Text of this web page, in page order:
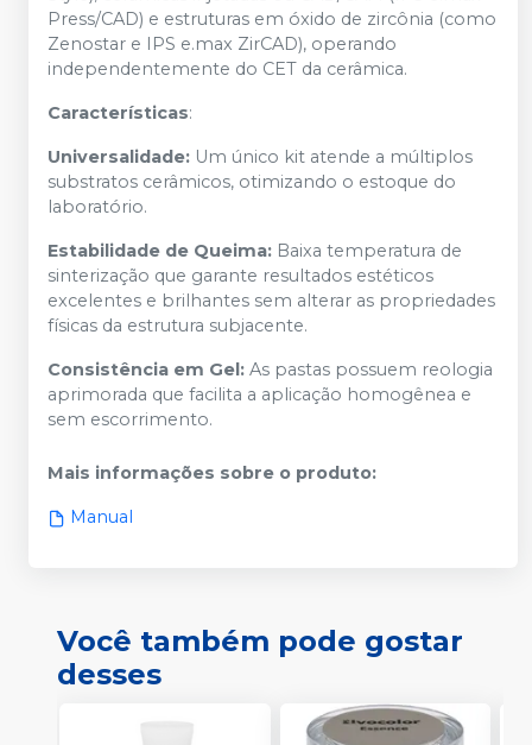
Press/CAD) e estruturas em óxido de zircônia (como
Zenostar e IPS e.max ZirCAD), operando
independentemente do CET da cerâmica.
Características:
Universalidade: Um único kit atende a múltiplos
substratos cerâmicos, otimizando o estoque do
laboratório.
Estabilidade de Queima: Baixa temperatura de
sinterização que garante resultados estéticos
excelentes e brilhantes sem alterar as propriedades
físicas da estrutura subjacente.
Consistência em Gel: As pastas possuem reologia
aprimorada que facilita a aplicação homogênea e
sem escorrimento.
Mais informações sobre o produto:
Manual
Você também pode gostar
desses